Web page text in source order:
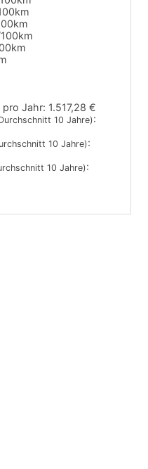
pro Jahr: 1.517,28 €
10 Jahre):
10 Jahre):
10 Jahre):